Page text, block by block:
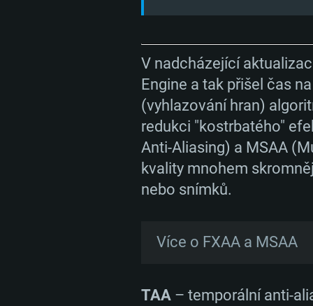
V nadcházející
Engine a tak přišel čas
(vyhlazování hran)
redukci "kostrbatého"
Anti-Aliasing) a MSAA
kvality mnohem
nebo snímků.
Více o FXAA a MSAA
a následně vyhlazovat
TAA – temporální anti-